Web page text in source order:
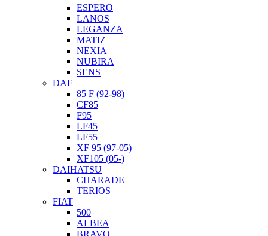
ESPERO
LANOS
LEGANZA
MATIZ
NEXIA
NUBIRA
SENS
DAF
85 F (92-98)
CF85
F95
LF45
LF55
XF 95 (97-05)
XF105 (05-)
DAIHATSU
CHARADE
TERIOS
FIAT
500
ALBEA
BRAVO